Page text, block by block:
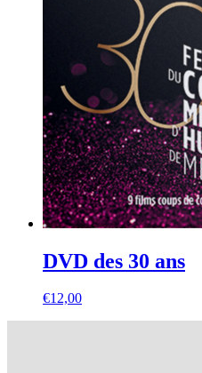
DVD des 30 ans
€12,00